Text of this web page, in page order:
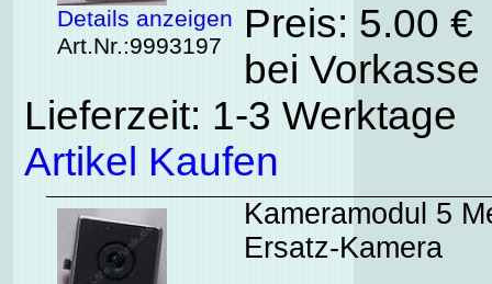
Details anzeigen
Art.Nr.:9993197
Preis: 5.00
bei
Lieferzeit: 1-3 Werktage
Artikel Kaufen
Kameramodul 5
Ersatz-Kamera